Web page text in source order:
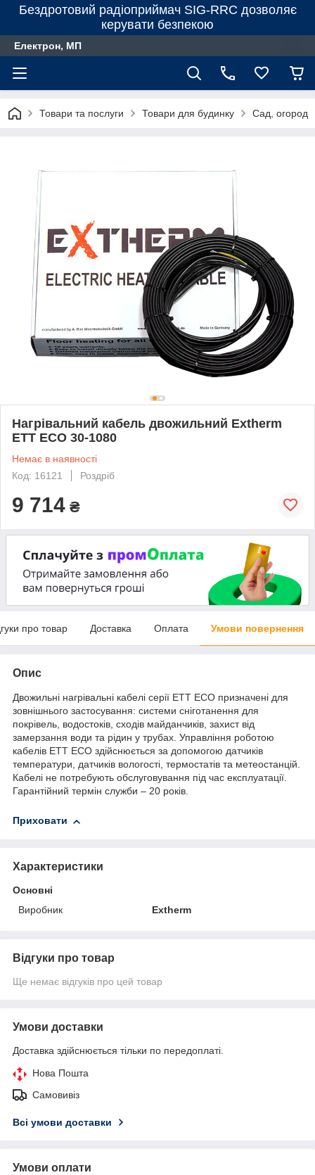
Бездротовий радіоприймач SIG-RRC дозволяє
керувати безпекою
Електрон, МП
Товари та послуги Товари для будинку Сад, огород
Нагрівальний кабель двожильний Extherm
ETT ECO 30-1080
Немає в наявності
Код: 16121
Роздріб
9 714 ₴
про товар Доставка Оплата Умови повернення
Опис
Двожильні нагрівальні кабелі серії ETT ECO призначені для
зовнішнього застосування: системи сніготанення для
покрівель, водостоків, сходів майданчиків, захист від
замерзання води та рідин у трубах. Управління роботою
кабелів ЕТТ ECO здійснюється за допомогою датчиків
температури, датчиків вологості, термостатів та метеостанцій.
Кабелі не потребують обслуговування під час експлуатації.
Гарантійний термін служби – 20 років.
Приховати
Характеристики
Основні
Виробник
Extherm
Відгуки про товар
Ще немає відгуків про цей товар
Умови доставки
Доставка здійснюється тільки по передоплаті.
Нова Пошта
Самовивіз
Всі умови доставки
Умови оплати